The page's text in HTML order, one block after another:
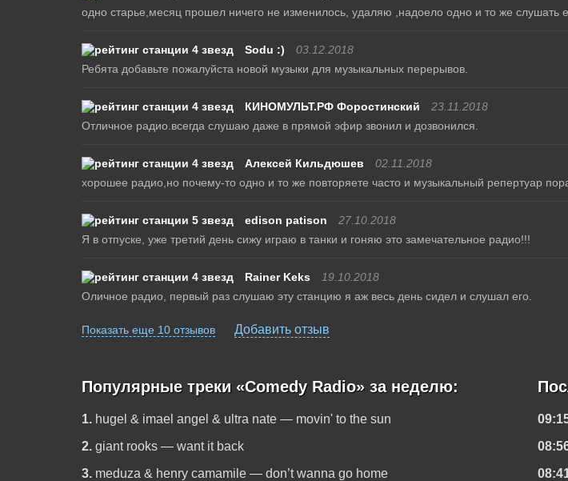
одно старье,месяц прошел ничего не изменилось, удаляю ,надоело одно и то же слушать
Sodu :)
03.12.2018
Ребята добавьте пожалуйста новой музыки для музыкальных перерывов.
КИНОМУЛЬТ.РФ Форостинский
23.11.2018
Отличное радио.всегда слушаю даже в прямой эфир звонил и дозвонился.
Алексей Кильдюшев
02.11.2018
хорошее радио,но почему-то одно и то же повторяете часто и музыкальный репертуар
edison patison
27.10.2018
Я в отпуске, уже третий день сижу играю в танки и гоняю это замечательное радио!!!
Rainer Keks
19.10.2018
Оличное радио, первый раз слушаю эту станцию я аж весь день сидел и слушал его.
Показать еще 10 отзывов Добавить отзыв
Популярные треки «Comedy Radio» за неделю:
1. hugel & imael angel & ultra nate — movin' to the sun
2. giant rooks — want it back
3. meduza & henry camamile — don’t wanna go home